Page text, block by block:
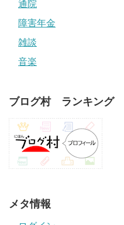
通院
障害年金
雑談
音楽
ブログ村 ランキング
メタ情報